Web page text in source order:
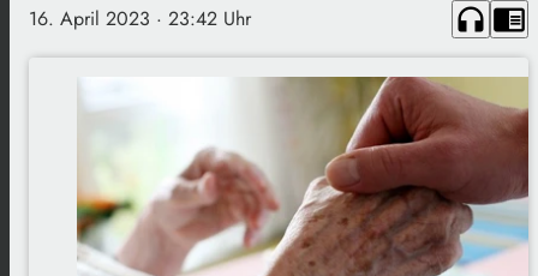
16. April 2023 · 23:42 Uhr headphones chrome_reader_mode